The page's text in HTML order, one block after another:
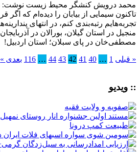
محمد درویش کنشگر محیط زیست نوشت:
تاکنون سیمایی از بیابان را دیده‌ام که اگر
تجربه‌هایم رتبه‌بندی کنم، در انتهای
منجیل در استان گیلان، بورالان در
مصطفی‌خان در پای سبلان؛ استان اردبیل!
« قبلی 1
…
40
41
42
43
44
…
116 بعدی »
:: ویدیو